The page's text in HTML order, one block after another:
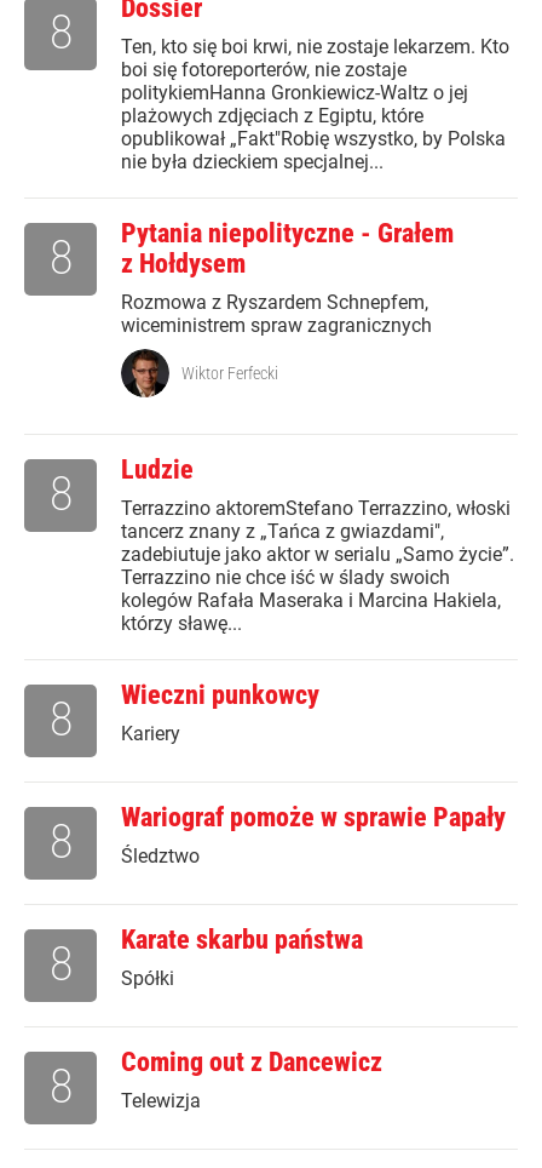
Dossier
Ten, kto się boi krwi, nie zostaje lekarzem. Kto
boi się fotoreporterów, nie zostaje
politykiemHanna Gronkiewicz-Waltz o jej
plażowych zdjęciach z Egiptu, które
opublikował „Fakt"Robię wszystko, by Polska
nie była dzieckiem specjalnej...
8
Pytania niepolityczne - Grałem
z Hołdysem
Rozmowa z Ryszardem Schnepfem,
wiceministrem spraw zagranicznych
8
Wiktor Ferfecki
Ludzie
Terrazzino aktoremStefano Terrazzino, włoski
tancerz znany z „Tańca z gwiazdami",
zadebiutuje jako aktor w serialu „Samo życie”.
Terrazzino nie chce iść w ślady swoich
kolegów Rafała Maseraka i Marcina Hakiela,
którzy sławę...
8
Wieczni punkowcy
Kariery
8
Wariograf pomoże w sprawie Papały
Śledztwo
8
Karate skarbu państwa
Spółki
8
Coming out z Dancewicz
Telewizja
8